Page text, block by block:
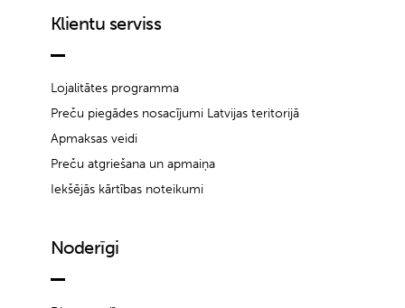
Klientu serviss
Lojalitātes programma
Preču piegādes nosacījumi Latvijas teritorijā
Apmaksas veidi
Preču atgriešana un apmaiņa
Iekšējās kārtības noteikumi
Noderīgi